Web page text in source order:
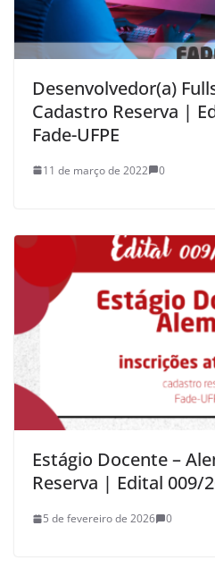
Desenvolvedor(a)
Cadastro Reserva |
Fade-UFPE
11 de março de 2022 0
Estágio Docente –
Reserva | Edital 009/
5 de fevereiro de 2026 0